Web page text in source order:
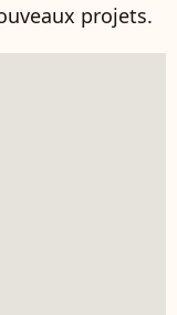
projets.